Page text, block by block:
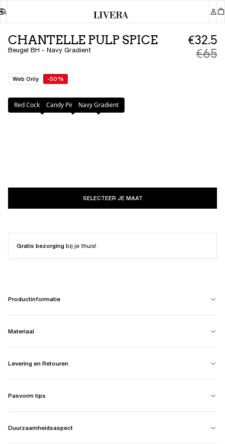
CHANTELLE PULP SPICE
Beugel BH - Navy Gradient
€32.5
€65
Web Only -50%
Kleur: Navy Gradient
Red Cocktail MulticoCandy Pink MulticoNavy Gradient
SELECTEER JE MAAT
Gratis bezorgingbij je thuis!
Productinformatie
Materiaal
Levering en Retouren
Pasvorm tips
Duurzaamheidsaspect